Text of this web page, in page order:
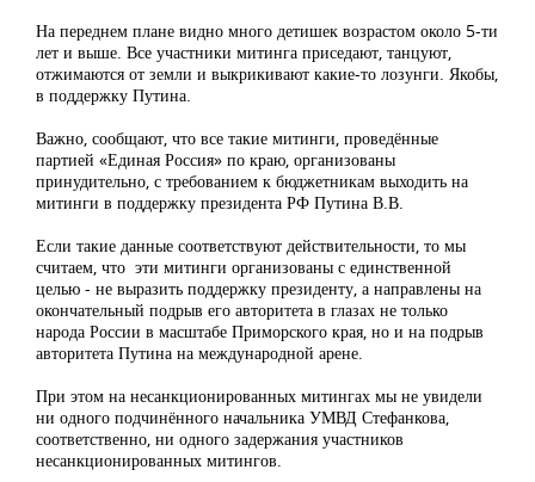
На переднем плане видно много детишек возрастом около 5-ти
лет и выше. Все участники митинга приседают, танцуют,
отжимаются от земли и выкрикивают какие-то лозунги. Якобы,
в поддержку Путина.
Важно, сообщают, что все такие митинги, проведённые
партией «Единая Россия» по краю, организованы
принудительно, с требованием к бюджетникам выходить на
митинги в поддержку президента РФ Путина В.В.
Если такие данные соответствуют действительности, то мы
считаем, что эти митинги организованы с единственной
целью - не выразить поддержку президенту, а направлены на
окончательный подрыв его авторитета в глазах не только
народа России в масштабе Приморского края, но и на подрыв
авторитета Путина на международной арене.
При этом на несанкционированных митингах мы не увидели
ни одного подчинённого начальника УМВД Стефанкова,
соответственно, ни одного задержания участников
несанкционированных митингов.